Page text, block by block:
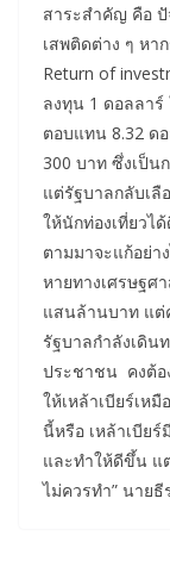
สาระสำคัญ คือ
เสพติดต่าง ๆ หา
Return of
ลงทุน 1 ดอลลาร์
ตอบแทน 8.32 ด
300 บาท ซึ่งเป็น
แต่รัฐบาลกลับเลื
ให้นักท่องเที่ยวไ
ตามมาจะแก้อย่า
หายทางเศรษฐศ
แสนล้านบาท แต่
รัฐบาลกำลังเดิน
ประชาชน คงต้อ
ให้เหล้าเบียร์เห
นี้หรือ เหล้าเบีย
และทำให้ดีขึ้น แ
ไม่ควรทำ” นายธี